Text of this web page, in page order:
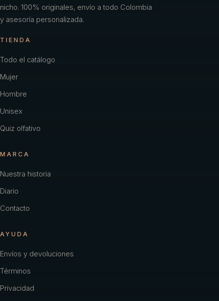
nicho. 100% originales, envío a todo Colombia
y asesoría personalizada.
TIENDA
Todo el catálogo
Mujer
Hombre
Unisex
Quiz olfativo
MARCA
Nuestra historia
Diario
Contacto
AYUDA
Envíos y devoluciones
Términos
Privacidad